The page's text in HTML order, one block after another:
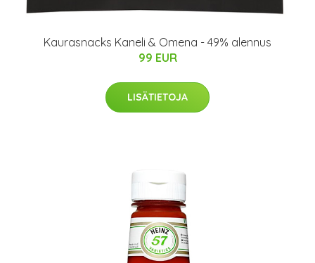
Kaurasnacks Kaneli & Omena - 49% alennus
99 EUR
LISÄTIETOJA